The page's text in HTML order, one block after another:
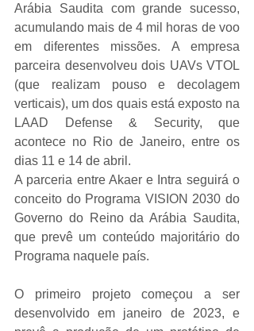
Arábia Saudita com grande sucesso,
acumulando mais de 4 mil horas de voo
em diferentes missões. A empresa
parceira desenvolveu dois UAVs VTOL
(que realizam pouso e decolagem
verticais), um dos quais está exposto na
LAAD Defense & Security, que
acontece no Rio de Janeiro, entre os
dias 11 e 14 de abril.
A parceria entre Akaer e Intra seguirá o
conceito do Programa VISION 2030 do
Governo do Reino da Arábia Saudita,
que prevê um conteúdo majoritário do
Programa naquele país.
O primeiro projeto começou a ser
desenvolvido em janeiro de 2023, e